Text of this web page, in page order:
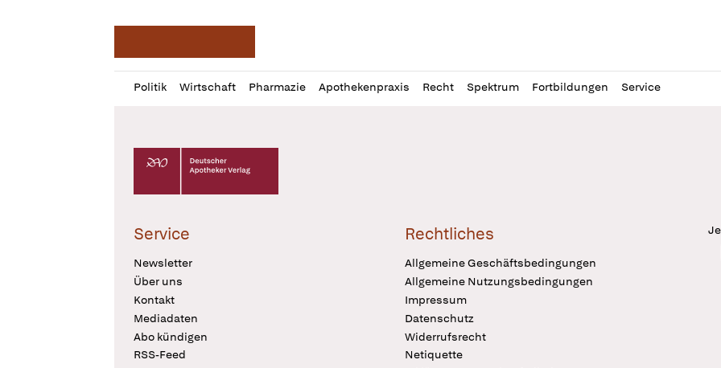
Politik Wirtschaft Pharmazie Apothekenpraxis Recht Spektrum Fortbildungen Service
Profil
öffnen
Daz
Pur
Deutscher Apotheker Verlag Logo
Service
Newsletter
Über uns
Kontakt
Mediadaten
Abo kündigen
RSS-Feed
Rechtliches
Allgemeine Geschäftsbedingungen
Allgemeine Nutzungsbedingungen
Impressum
Datenschutz
Widerrufsrecht
Netiquette